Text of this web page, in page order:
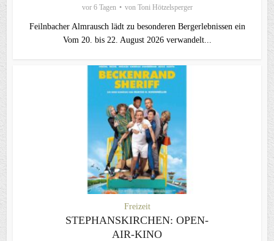
vor 6 Tagen von Toni Hötzelsperger
Feilnbacher Almrausch lädt zu besonderen Bergerlebnissen ein
Vom 20. bis 22. August 2026 verwandelt...
Freizeit
STEPHANSKIRCHEN: OPEN-
AIR-KINO